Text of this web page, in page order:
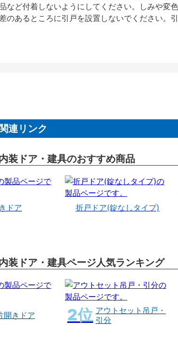
など付着しないようにしてください。しみや変色
のあるところに引戸を設置しないでください。
連リンク
装ドア・建具のおすすめ商品
ドア 折戸ドア(錠なしタイプ)
装ドア・建具ページ人気ランキング
開きドア
アウトセット吊戸・
引分